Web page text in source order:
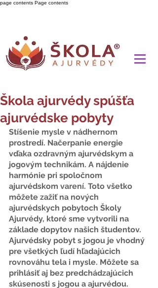
page contents Page contents
Škola ajurvédy spúšťa
ajurvédske pobyty
Stíšenie mysle v nádhernom
prostredí. Načerpanie energie
vďaka ozdravným ajurvédskym a
jogovým technikám. A nájdenie
harmónie pri spoločnom
ajurvédskom varení. Toto všetko
môžete zažiť na nových
ajurvédskych pobytoch Školy
Ajurvédy, ktoré sme vytvorili na
základe dopytov našich študentov.
Ajurvédsky pobyt s jogou je vhodný
pre všetkých ľudí hľadajúcich
rovnováhu tela i mysle. Môžete sa
prihlásiť aj bez predchádzajúcich
skúsenosti s jogou a ajurvédou.